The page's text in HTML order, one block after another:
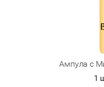
Ампула с
1